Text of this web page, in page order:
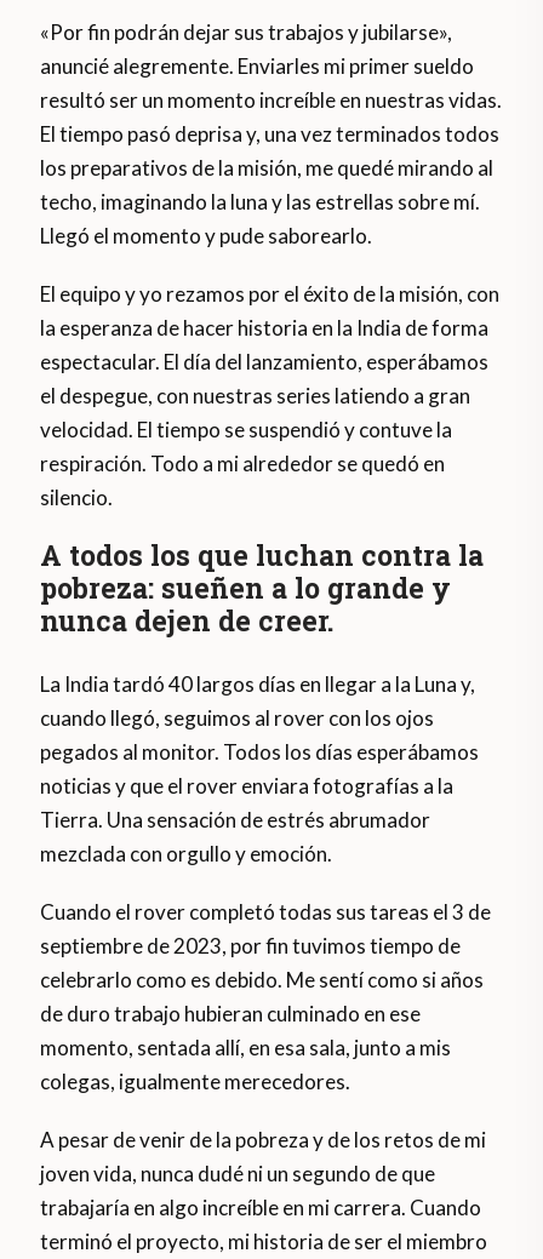
«Por fin podrán dejar sus trabajos y jubilarse»,
anuncié alegremente. Enviarles mi primer sueldo
resultó ser un momento increíble en nuestras vidas.
El tiempo pasó deprisa y, una vez terminados todos
los preparativos de la misión, me quedé mirando al
techo, imaginando la luna y las estrellas sobre mí.
Llegó el momento y pude saborearlo.
El equipo y yo rezamos por el éxito de la misión, con
la esperanza de hacer historia en la India de forma
espectacular. El día del lanzamiento, esperábamos
el despegue, con nuestras series latiendo a gran
velocidad. El tiempo se suspendió y contuve la
respiración. Todo a mi alrededor se quedó en
silencio.
A todos los que luchan contra la
pobreza: sueñen a lo grande y
nunca dejen de creer.
La India tardó 40 largos días en llegar a la Luna y,
cuando llegó, seguimos al rover con los ojos
pegados al monitor. Todos los días esperábamos
noticias y que el rover enviara fotografías a la
Tierra. Una sensación de estrés abrumador
mezclada con orgullo y emoción.
Cuando el rover completó todas sus tareas el 3 de
septiembre de 2023, por fin tuvimos tiempo de
celebrarlo como es debido. Me sentí como si años
de duro trabajo hubieran culminado en ese
momento, sentada allí, en esa sala, junto a mis
colegas, igualmente merecedores.
A pesar de venir de la pobreza y de los retos de mi
joven vida, nunca dudé ni un segundo de que
trabajaría en algo increíble en mi carrera. Cuando
terminó el proyecto, mi historia de ser el miembro